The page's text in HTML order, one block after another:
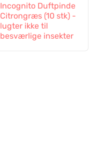
Incognito Duftpinde
Citrongræs (10 stk) -
lugter ikke til
besværlige insekter